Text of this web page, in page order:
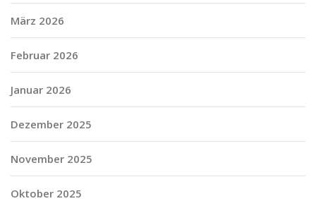
März 2026
Februar 2026
Januar 2026
Dezember 2025
November 2025
Oktober 2025